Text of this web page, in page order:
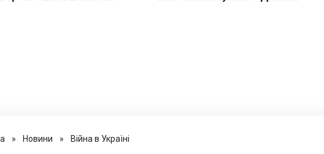
» Новини » Війна в Україні